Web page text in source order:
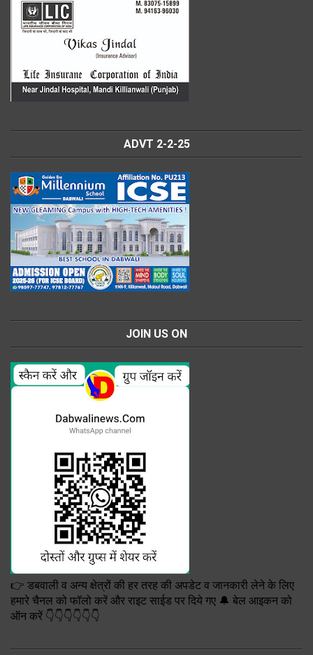
ADVT 2-2-25
JOIN US ON
👉 डबवाली व अन्य क्षेत्रों की हर तरह की अपडेट व जानकारी लेने के लिए
हमारे चैनल को फॉलो करें और राइट साईड पर दिये गए 🔔 बेल आइकन को
ऑन करें 👇👇👇👇👇👇